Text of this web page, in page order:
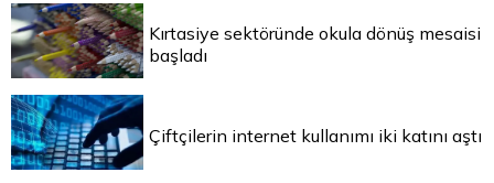
Kırtasiye sektöründe okula dönüş mesaisi
başladı
Çiftçilerin internet kullanımı iki katını aştı